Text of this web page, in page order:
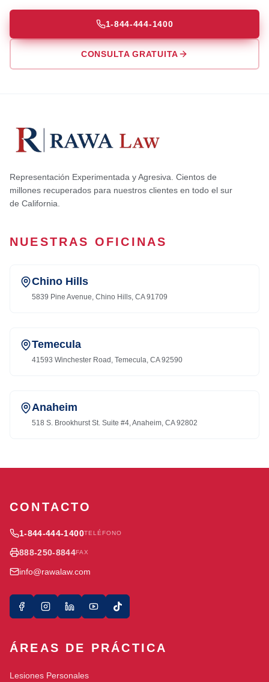
1-844-444-1400
CONSULTA GRATUITA
Representación Experimentada y Agresiva. Cientos de
millones recuperados para nuestros clientes en todo el sur
de California.
NUESTRAS OFICINAS
Chino Hills
5839 Pine Avenue, Chino Hills, CA 91709
Temecula
41593 Winchester Road, Temecula, CA 92590
Anaheim
518 S. Brookhurst St. Suite #4, Anaheim, CA 92802
CONTACTO
1-844-444-1400TELÉFONO
888-250-8844FAX
info@rawalaw.com
ÁREAS DE PRÁCTICA
Lesiones Personales